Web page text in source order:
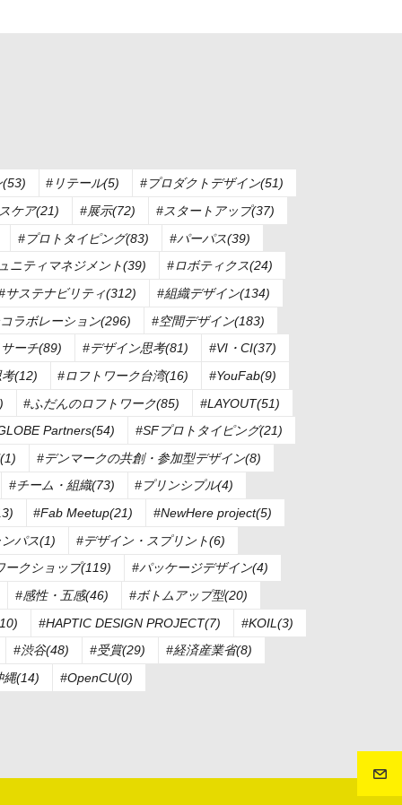
(53) #リテール(5)
#プロダクトデザイン(51)
ケア(21) #展示(72)
#スタートアップ(37)
#プロトタイピング(83)
#パーパス(39)
ニティマネジメント(39)
#ロボティクス(24)
サステナビリティ(312)
#組織デザイン(134)
ラボレーション(296)
#空間デザイン(183)
ーチ(89) #デザイン思考(81)
#VI・CI(37)
(12) #ロフトワーク台湾(16)
#YouFab(9)
#ふだんのロフトワーク(85)
#LAYOUT(51)
Partners(54)
#SFプロトタイピング(21)
#デンマークの共創・参加型デザイン(8)
#チーム・組織(73)
#プリンシプル(4)
#Fab Meetup(21)
#NewHere project(5)
パス(1)
#デザイン・スプリント(6)
ークショップ(119)
#パッケージデザイン(4)
#感性・五感(46)
#ボトムアップ型(20)
#HAPTIC DESIGN PROJECT(7)
#KOIL(3)
#渋谷(48) #受賞(29)
#経済産業省(8)
縄(14) #OpenCU(0)